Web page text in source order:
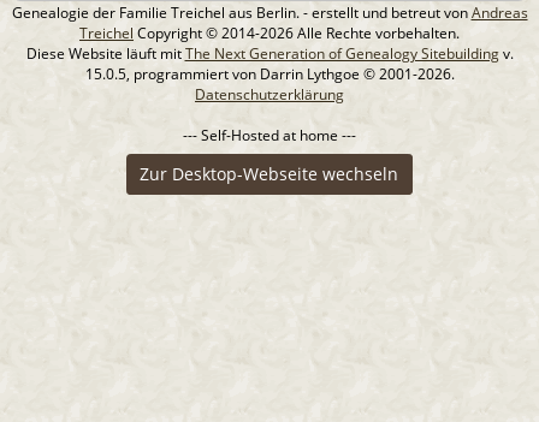
Genealogie der Familie Treichel aus Berlin. - erstellt und betreut vonAndreas
Treichel Copyright © 2014-2026 Alle Rechte vorbehalten.
Diese Website läuft mitThe Next Generation of Genealogy Sitebuildingv.
15.0.5, programmiert von Darrin Lythgoe © 2001-2026.
Datenschutzerklärung
--- Self-Hosted at home ---
Zur Desktop-Webseite wechseln